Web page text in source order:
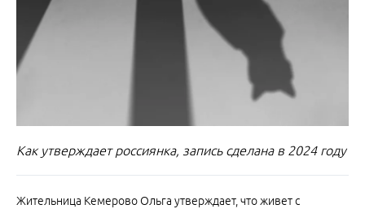
Как утверждает россиянка, запись сделана в 2024 году
Жительница Кемерово Ольга утверждает, что живет с